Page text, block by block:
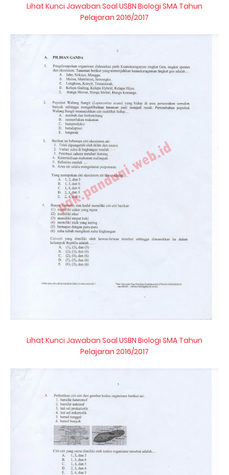
Lihat Kunci Jawaban Soal USBN Biologi SMA Tahun
Pelajaran 2016/2017
Lihat Kunci Jawaban Soal USBN Biologi SMA Tahun
Pelajaran 2016/2017